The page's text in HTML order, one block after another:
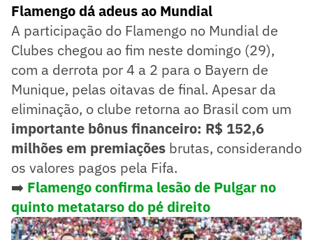
Flamengo dá adeus ao Mundial
A participação do Flamengo no Mundial de
Clubes chegou ao fim neste domingo (29),
com a derrota por 4 a 2 para o Bayern de
Munique, pelas oitavas de final. Apesar da
eliminação, o clube retorna ao Brasil com um
importante bônus financeiro: R$ 152,6
milhões em premiações brutas, considerando
os valores pagos pela Fifa.
➡️ Flamengo confirma lesão de Pulgar no
quinto metatarso do pé direito